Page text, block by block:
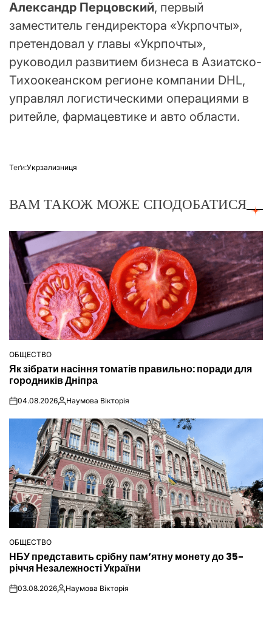
Александр Перцовский, первый
заместитель гендиректора «Укрпочты»,
претендовал у главы «Укрпочты»,
руководил развитием бизнеса в Азиатско-
Тихоокеанском регионе компании DHL,
управлял логистическими операциями в
ритейле, фармацевтике и авто области.
Теґи:Укрзализниця
ВАМ ТАКОЖ МОЖЕ СПОДОБАТИСЯ
ОПУБЛІКУВАТИ
У
ОБЩЕСТВО
Як зібрати насіння томатів правильно: поради для
городників Дніпра
on04.08.2026Опубліковано
Наумова Вікторія
ОПУБЛІКУВАТИ
У
ОБЩЕСТВО
НБУ представить срібну пам’ятну монету до 35-
річчя Незалежності України
on03.08.2026Опубліковано
Наумова Вікторія